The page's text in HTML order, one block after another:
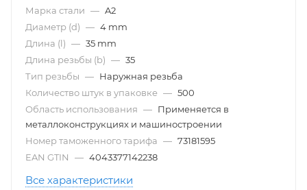
Марка стали — A2
Диаметр (d) — 4 mm
Длина (l) — 35 mm
Длина резьбы (b) — 35
Тип резьбы — Наружная резьба
Количество штук в упаковке — 500
Область использования — Применяется в
металлоконструкциях и машиностроении
Номер таможенного тарифа — 73181595
EAN GTIN
— 4043377142238
Все характеристики